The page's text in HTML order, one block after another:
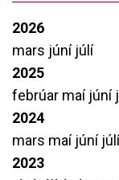
2026
mars júní júlí
2025
febrúar maí júní
2024
mars maí júní
2023